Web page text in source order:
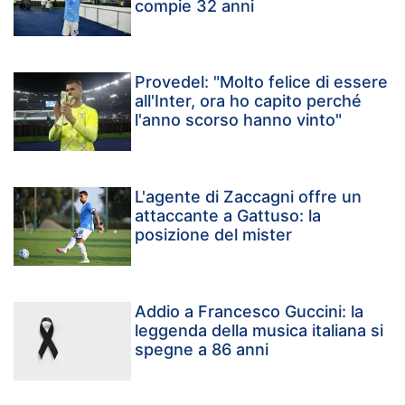
compie 32 anni
Provedel: "Molto felice di essere
all'Inter, ora ho capito perché
l'anno scorso hanno vinto"
L'agente di Zaccagni offre un
attaccante a Gattuso: la
posizione del mister
Addio a Francesco Guccini: la
leggenda della musica italiana si
spegne a 86 anni